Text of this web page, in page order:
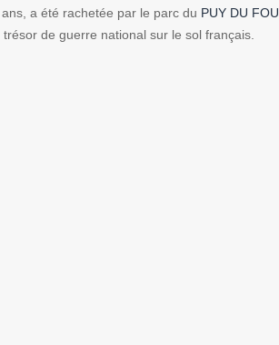
a été rachetée par le parc du PUY DU FOU
de guerre national sur le sol français.